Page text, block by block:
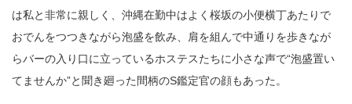
は私と非常に親しく、沖縄在勤中はよく桜坂の小便横丁あたりで
おでんをつつきながら泡盛を飲み、肩を組んで中通りを歩きなが
らバーの入り口に立っているホステスたちに小さな声で“泡盛置い
てませんか”と聞き廻った間柄のS鑑定官の顔もあった。